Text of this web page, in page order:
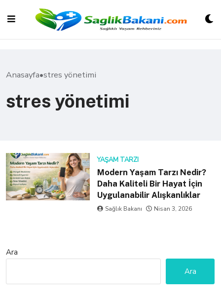
content
Anasayfa•stres yönetimi
stres yönetimi
YAŞAM TARZI
Modern Yaşam Tarzı Nedir?
Daha Kaliteli Bir Hayat İçin
Uygulanabilir Alışkanlıklar
Sağlık Bakanı Nisan 3, 2026
Ara
Ara